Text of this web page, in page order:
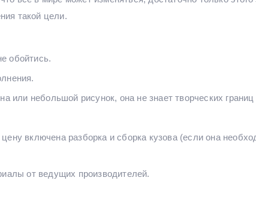
такой цели.
обойтись.
небольшой рисунок, она не знает творческих
включена разборка и сборка кузова (если она
от ведущих производителей.